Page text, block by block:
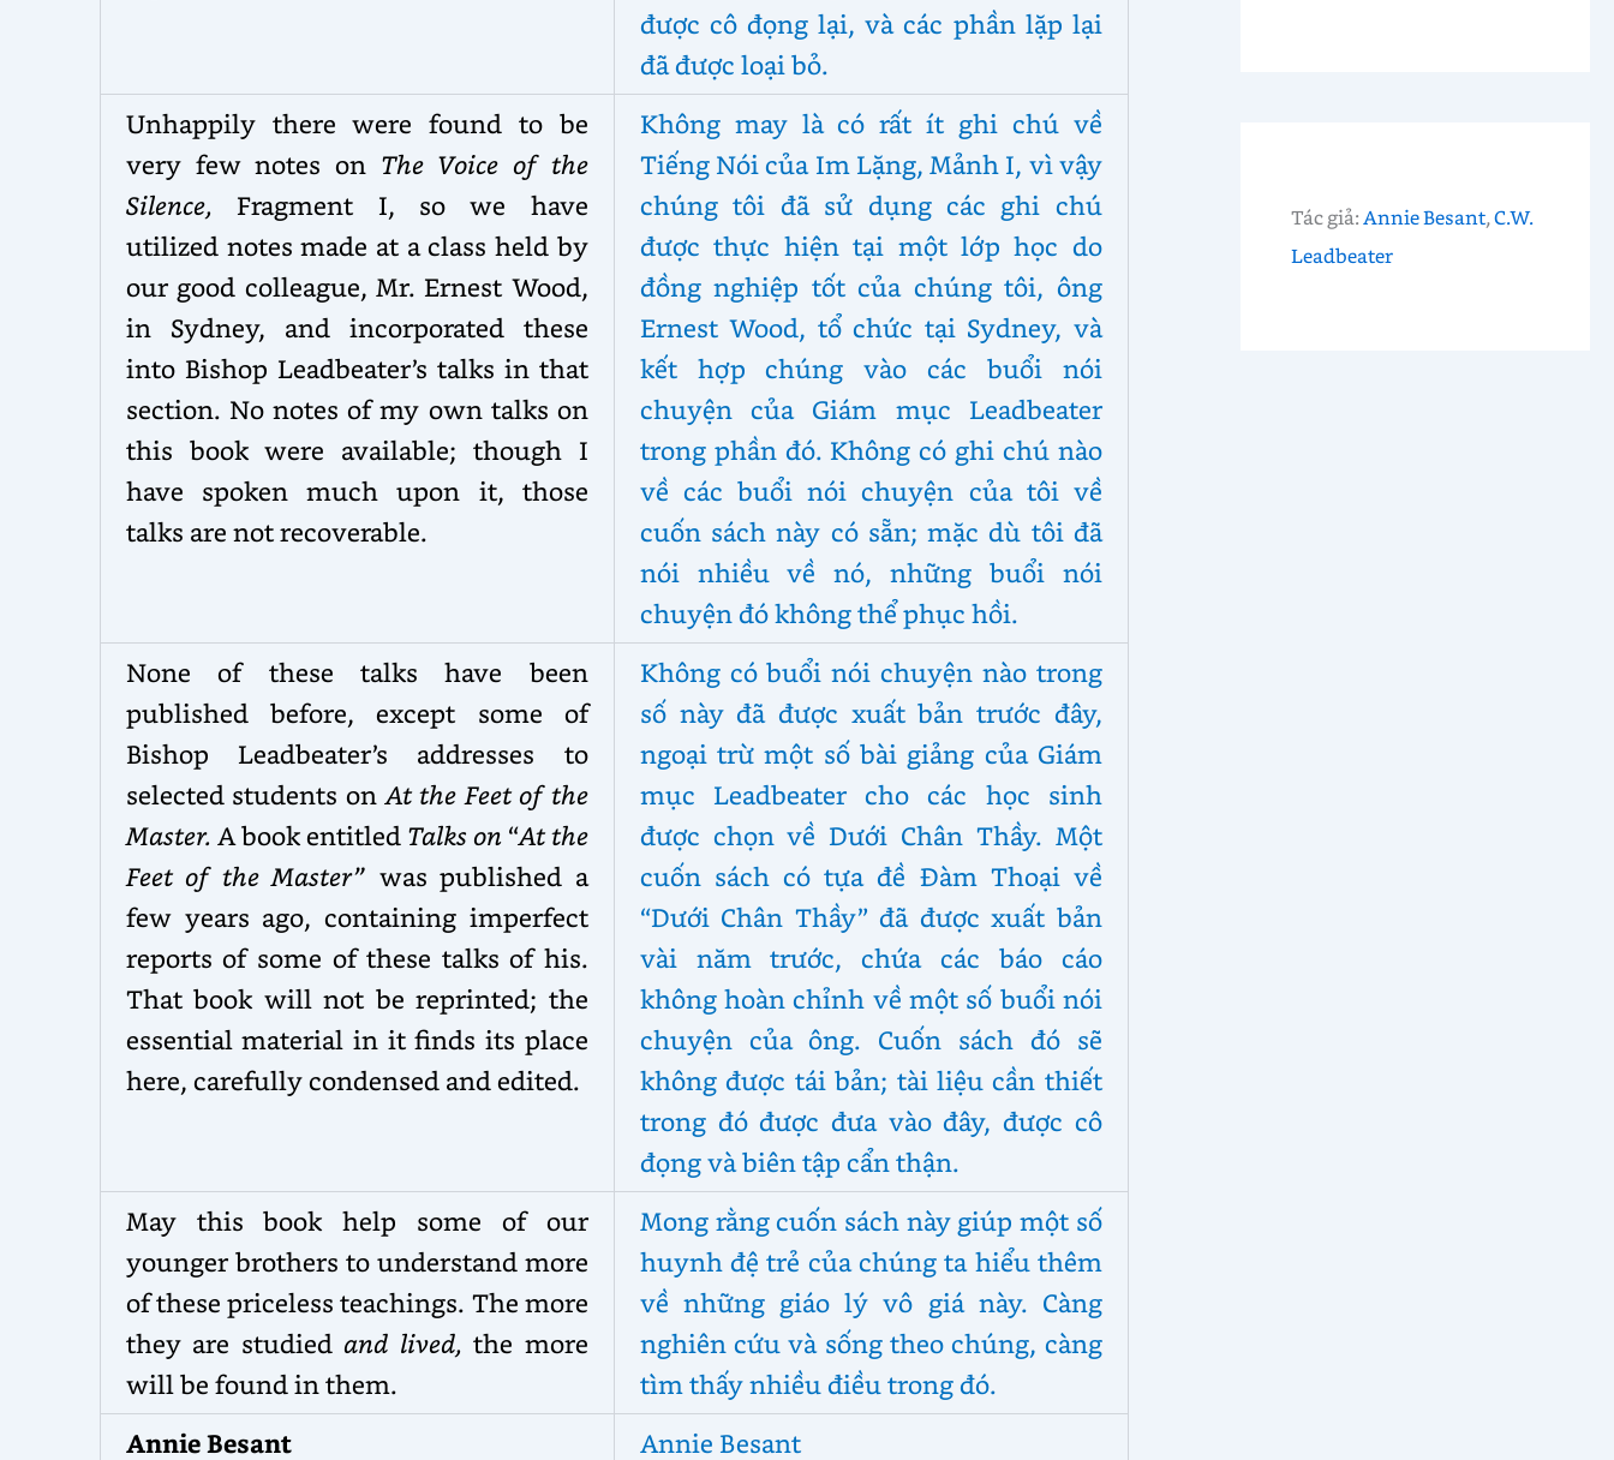
được cô đọng lại, và các phần lặp lại
đã được loại bỏ.
Unhappily there were found to be
very few notes on The Voice of the
Silence, Fragment I, so we have
utilized notes made at a class held by
our good colleague, Mr. Ernest Wood,
in Sydney, and incorporated these
into Bishop Leadbeater’s talks in that
section. No notes of my own talks on
this book were available; though I
have spoken much upon it, those
talks are not recoverable.
Không may là có rất ít ghi chú về
Tiếng Nói của Im Lặng, Mảnh I, vì vậy
chúng tôi đã sử dụng các ghi chú
được thực hiện tại một lớp học do
đồng nghiệp tốt của chúng tôi, ông
Ernest Wood, tổ chức tại Sydney, và
kết hợp chúng vào các buổi nói
chuyện của Giám mục Leadbeater
trong phần đó. Không có ghi chú nào
về các buổi nói chuyện của tôi về
cuốn sách này có sẵn; mặc dù tôi đã
nói nhiều về nó, những buổi nói
chuyện đó không thể phục hồi.
None of these talks have been
published before, except some of
Bishop Leadbeater’s addresses to
selected students on At the Feet of the
Master. A book entitled Talks on “At the
Feet of the Master” was published a
few years ago, containing imperfect
reports of some of these talks of his.
That book will not be reprinted; the
essential material in it finds its place
here, carefully condensed and edited.
Không có buổi nói chuyện nào trong
số này đã được xuất bản trước đây,
ngoại trừ một số bài giảng của Giám
mục Leadbeater cho các học sinh
được chọn về Dưới Chân Thầy. Một
cuốn sách có tựa đề Đàm Thoại về
“Dưới Chân Thầy” đã được xuất bản
vài năm trước, chứa các báo cáo
không hoàn chỉnh về một số buổi nói
chuyện của ông. Cuốn sách đó sẽ
không được tái bản; tài liệu cần thiết
trong đó được đưa vào đây, được cô
đọng và biên tập cẩn thận.
May this book help some of our
younger brothers to understand more
of these priceless teachings. The more
they are studied and lived,the more
will be found in them.
Mong rằng cuốn sách này giúp một số
huynh đệ trẻ của chúng ta hiểu thêm
về những giáo lý vô giá này. Càng
nghiên cứu và sống theo chúng, càng
tìm thấy nhiều điều trong đó.
Annie Besant
Annie Besant
Tác giả: Annie Besant,C.W.
Leadbeater